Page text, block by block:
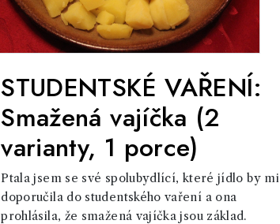
STUDENTSKÉ VAŘENÍ:
Smažená vajíčka (2
varianty, 1 porce)
Ptala jsem se své spolubydlící, které jídlo by mi
doporučila do studentského vaření a ona
prohlásila, že smažená vajíčka jsou základ.